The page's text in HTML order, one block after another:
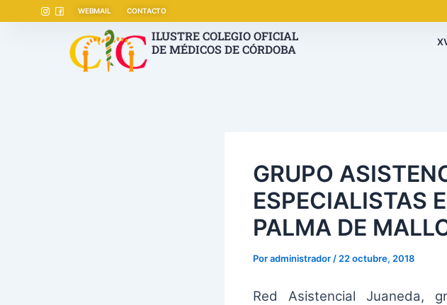
WEBMAIL CONTACTO
ILUSTRE COLEGIO OFICIAL
DE MÉDICOS DE CÓRDOBA
GRUPO
ESPECIALISTAS
PALMA DE
Poradministrador / 22 octubre, 2018
Red Asistencial Juaneda,
entradas